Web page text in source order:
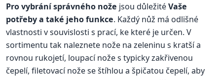
Pro vybrání správného nože jsou důležitéVaše
potřeby a také jeho funkce. Každý nůž má odlišné
vlastnosti v souvislosti s prací, ke které je určen. V
sortimentu tak naleznete nože na zeleninu s kratší a
rovnou rukojetí, loupací nože s typicky zakřivenou
čepelí, filetovací nože se štíhlou a špičatou čepelí, aby